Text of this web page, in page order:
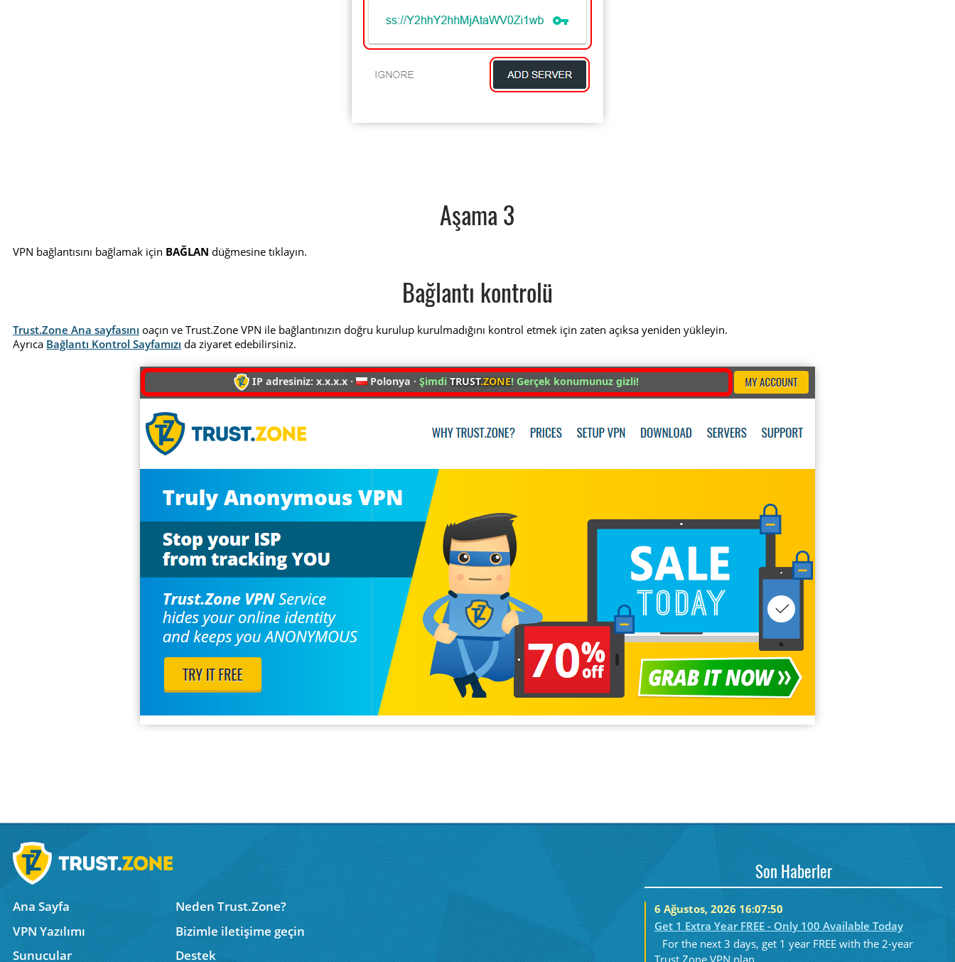
Aşama 3
VPN bağlantısını bağlamak için BAĞLAN düğmesine tıklayın.
Bağlantı kontrolü
Trust.Zone Ana sayfasını oaçın ve Trust.Zone VPN ile bağlantınızın doğru kurulup kurulmadığını kontrol etmek için zaten açıksa yeniden yükleyin.
Ayrıca Bağlantı Kontrol Sayfamızı da ziyaret edebilirsiniz.
IP adresiniz: x.x.x.x · Polonya ·ŞimdiTRUST.ZONE! Gerçek konumunuz gizli!
Ana Sayfa
Neden Trust.Zone?
VPN Yazılımı
Bizimle iletişime geçin
Sunucular
Destek
Son Haberler
6 Ağustos, 2026 16:07:50
Get 1 Extra Year FREE - Only 100 Available Today
For the next 3 days, get 1 year FREE with the 2-year
Trust.Zone VPN plan....